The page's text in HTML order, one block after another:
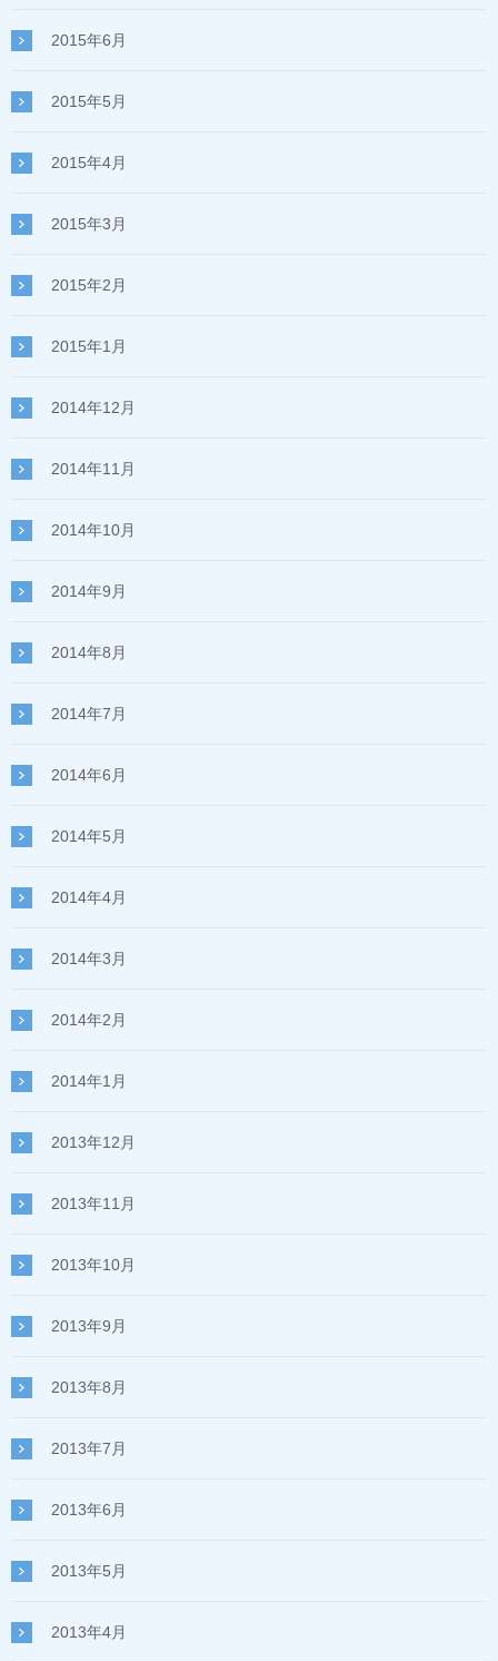
2015年6月
2015年5月
2015年4月
2015年3月
2015年2月
2015年1月
2014年12月
2014年11月
2014年10月
2014年9月
2014年8月
2014年7月
2014年6月
2014年5月
2014年4月
2014年3月
2014年2月
2014年1月
2013年12月
2013年11月
2013年10月
2013年9月
2013年8月
2013年7月
2013年6月
2013年5月
2013年4月